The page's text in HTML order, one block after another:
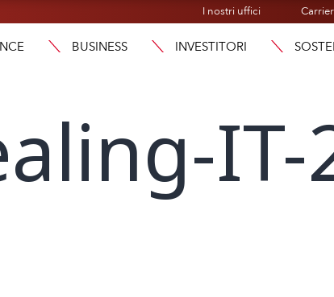
I nostri uffici
BUSINESS INVESTITORI
IT-